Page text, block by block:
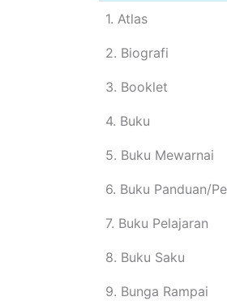
1. Atlas
2. Biografi
3. Booklet
4. Buku
5. Buku Mewarnai
6. Buku Panduan/
7. Buku Pelajaran
8. Buku Saku
9. Bunga Rampai